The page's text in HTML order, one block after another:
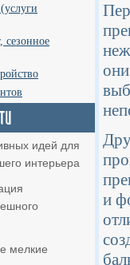
сезонное
идей для
интерьера
мелкие
и